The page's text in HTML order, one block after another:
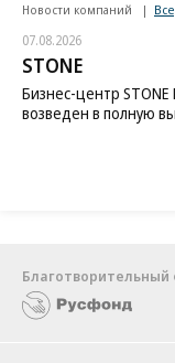
Новости компаний Все
07.08.2026
STONE
Бизнес-центр STONE
возведен в полную
Благотворительный